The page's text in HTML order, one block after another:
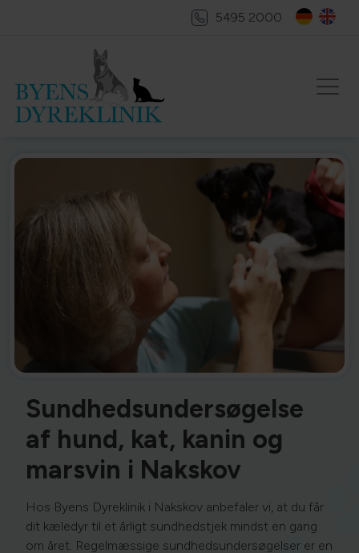
5495 2000
Sundhedsundersøgelse
af hund, kat, kanin og
marsvin i Nakskov
Hos Byens Dyreklinik i Nakskov anbefaler vi, at du får
dit kæledyr til et årligt sundhedstjek mindst en gang
om året. Regelmæssige sundhedsundersøgelser er en